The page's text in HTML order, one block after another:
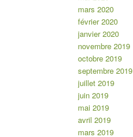
mars 2020
février 2020
janvier 2020
novembre 2019
octobre 2019
septembre 2019
juillet 2019
juin 2019
mai 2019
avril 2019
mars 2019